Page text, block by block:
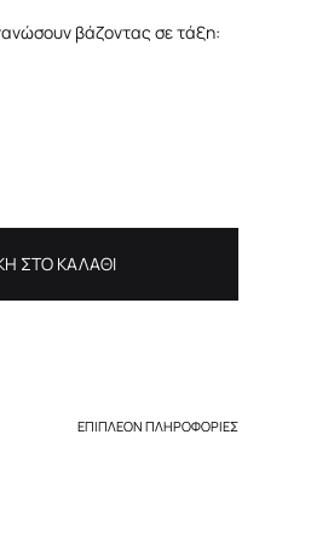
βάζοντας σε τάξη:
ΣΤΟ ΚΑΛΆΘΙ
ΕΠΙΠΛΈΟΝ ΠΛΗΡΟΦΟΡΊΕΣ